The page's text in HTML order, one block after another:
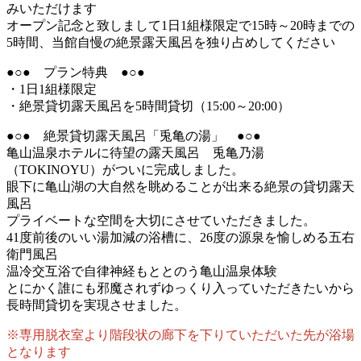
みいただけます
オープン記念と致しまして1日1組様限定で15時～20時までの
5時間、当館自慢の絶景露天風呂を独り占めしてください
●○● プラン特典 ●○●
・1日1組様限定
・絶景貸切露天風呂を5時間貸切（15:00～20:00）
●○● 絶景貸切露天風呂「兎亀の湯」 ●○●
亀山温泉ホテルに待望の露天風呂 兎亀乃湯
（TOKINOYU）がついに完成しました。
眼下に亀山湖の大自然を眺めることが出来る絶景の貸切露天
風呂
プライベートな空間を大切にさせていただきました。
41度前後のいい湯加減の浴槽に、26度の源泉を愉しめる五右
衛門風呂
温冷交互浴で自律神経もととのう亀山温泉体験
とにかく誰にも邪魔されずゆっくり入っていただきたいから
長時間貸切を実現させました。
※専用脱衣室より階段状の廊下を下りていただいた先が浴場
となります